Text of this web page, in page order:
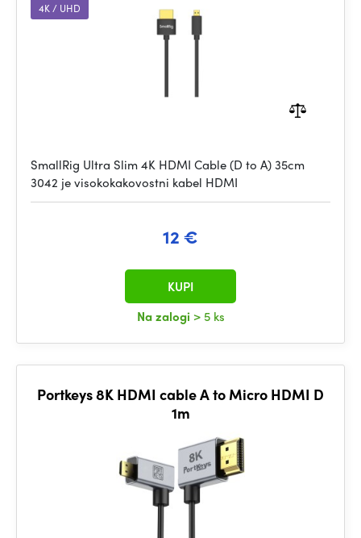
4K / UHD
SmallRig Ultra Slim 4K HDMI Cable (D to A) 35cm
3042 je visokokakovostni kabel HDMI
12 €
Na zalogi > 5 ks
KUPI
Portkeys 8K HDMI cable A to Micro HDMI D
1m